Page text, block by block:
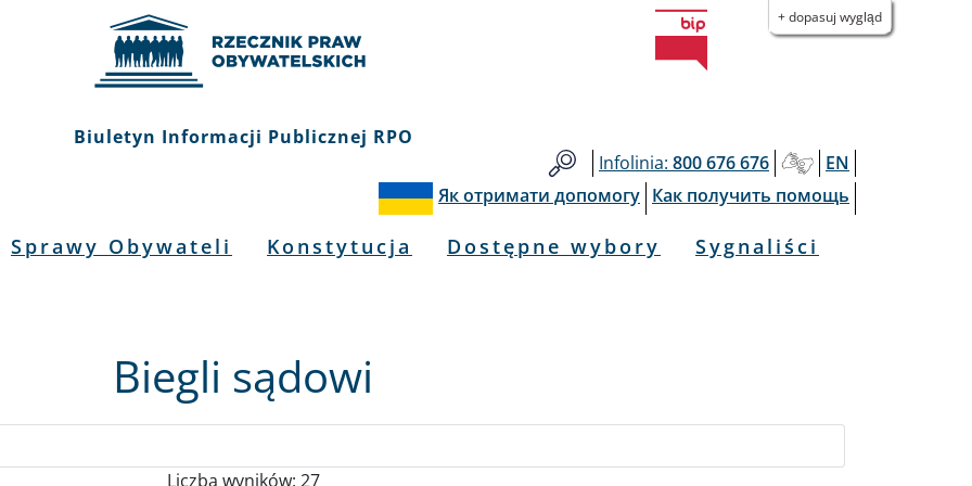
+ dopasuj wygląd
Biuletyn Informacji Publicznej RPO
Infolinia: 800 676 676
EN
Як отримати допомогу Как получить помощь
Sprawy Obywateli Konstytucja Dostępne wybory Sygnaliści
Biegli sądowi
Liczba wyników: 27